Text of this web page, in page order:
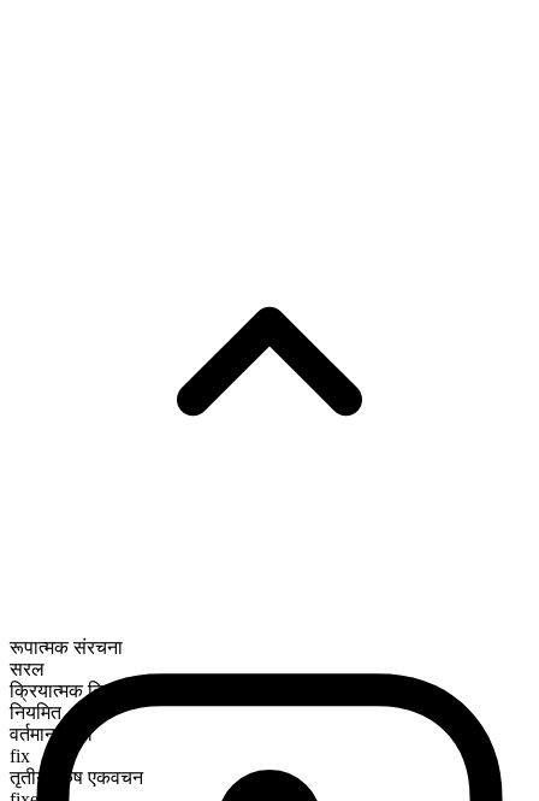
रूपात्मक संरचना
सरल
क्रियात्मक क्रिया
नियमित
वर्तमान काल
fix
तृतीय पुरुष एकवचन